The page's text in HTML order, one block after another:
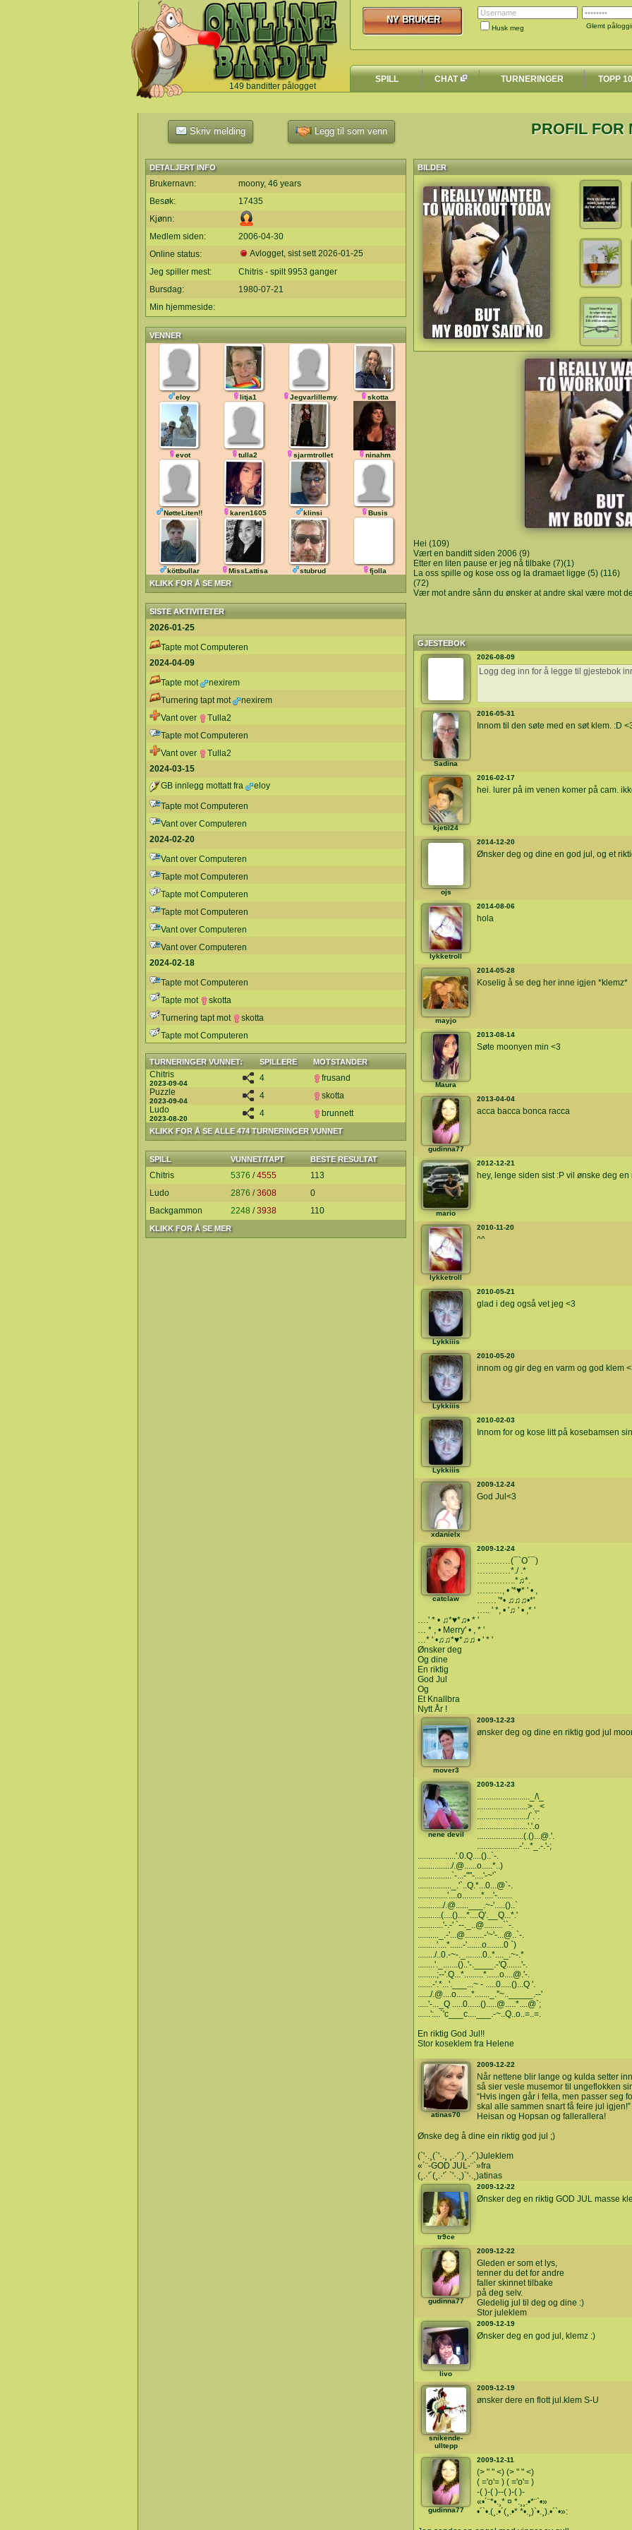
149 banditter pålogget
`
Husk meg Glemt
NY BRUKER
NY BRUKER
SPILL CHAT TURNERINGER TOPP
Skriv melding Legg til som venn
DETALJERT INFO
Brukernavn:
moony, 46 years
Besøk:
17435
Kjønn:
Medlem siden:
2006-04-30
Online status:
Avlogget, sist sett2026-01-25
Jeg spiller mest:
Chitris - spilt 9953 ganger
Bursdag:
1980-07-21
Min hjemmeside:
VENNER
KLIKK FOR Å SE MER
eloy litja1 Jegvarlillemy2 skotta
evot tulla2 sjarmtrollet ninahm
NøtteLiten!! karen1605 klinsi Busis
köttbullar MissLattisa stubrud fjolla
SISTE AKTIVITETER
2026-01-25
Tapte mot Computeren
2024-04-09
Tapte mot
nexirem
Turnering tapt mot
nexirem
Vant over
Tulla2
Tapte mot Computeren
Vant over
Tulla2
2024-03-15
GB innlegg mottatt fra
eloy
Tapte mot Computeren
Vant over Computeren
2024-02-20
Vant over Computeren
Tapte mot Computeren
Tapte mot Computeren
Tapte mot Computeren
Vant over Computeren
Vant over Computeren
2024-02-18
Tapte mot Computeren
Tapte mot
skotta
Turnering tapt mot
skotta
Tapte mot Computeren
TURNERINGER VUNNET: SPILLERE MOTSTANDER
KLIKK FOR Å SE ALLE 474 TURNERINGER VUNNET
Chitris
2023-09-04
4
frusand
Puzzle
2023-09-04
4
skotta
Ludo
2023-08-20
4 brunnett
SPILL VUNNET/TAPT BESTE RESULTAT
KLIKK FOR Å SE MER
Chitris 5376 /4555
113
Ludo
2876 /3608
0
Backgammon
2248 /3938 110
PROFIL FOR
BILDER
Hei (109)
Vært en banditt siden 2006 (9)
Etter en liten pause er jeg nå tilbake (7)(1)
La oss spille og kose oss og la dramaet ligge (5) (116)
(72)
Vær mot andre sånn du ønsker at andre skal være mot
GJESTEBOK
2026-08-09
Sadina
2016-05-31
Innom til den søte med en søt klem. :D
kjetil24
2016-02-17
hei. lurer på im venen komer på cam.
ojs
2014-12-20
Ønsker deg og dine en god jul, og et
lykketroll
2014-08-06
hola
mayjo
2014-05-28
Koselig å se deg her inne igjen *klemz*
Maura
2013-08-14
Søte moonyen min <3
gudinna77
2013-04-04
acca bacca bonca racca
mario
2012-12-21
hey, lenge siden sist :P vil ønske deg
lykketroll
2010-11-20
^^
Lykkiiis
2010-05-21
glad i deg også vet jeg <3
Lykkiiis
2010-05-20
innom og gir deg en varm og god klem
Lykkiiis
2010-02-03
Innom for og kose litt på kosebamsen
xdanielx
2009-12-24
God Jul<3
catclaw
2009-12-24
…………(¯`O´¯)
…………*./ .*
…………..*♫*.
………, • '*♥* ' • ,
……. '*• ♫♫♫•*'
….. ' *, • '♫ ' • ,* '
….' * • ♫*♥*♫• * '
… * , • Merry' • , * '
…* ' •♫♫*♥*♫♫ • ' * '
Ønsker deg
Og dine
En riktig
God Jul
Og
Et Knallbra
Nytt År !
mover3
2009-12-23
ønsker deg og dine en riktig god jul
nene devil
2009-12-23
........................._/\_
........................>._<
......................../`.`.
........................'.'.o
......................(.()...@.'.
....................-'...*_.-.'-;
..................'.0.Q....()..`-.
................/.@......o.....*..)
................`-...-""-....'-~'`
................_.'`..Q.*...0...@`-.
..............'....o.........*....'-.......
............/.@......___.~-'.....()..`
...........(....()....*....Q'.__Q...*.'
............'-.-' `--._..@.........``-.
.........._.-'...@.........-'~'-...@..`-.
.........'....*......-'.......o........0 `)
......../..0.-~-._........0..*...._.~-.*
........'._.......()..'-.____.-'Q.......'-.
.........;--'.Q...*.........*......o....@.'-.
.......-'.*...'.___...~ - .....0.....()...Q '.
....../.@....o.......*......._.''~.._____.--'
.....'-..._Q .....0......().....@.....*....@`;
......':...`'c___c....___.-~..Q..o..=..=.
En riktig God Jul!!
Stor koseklem fra Helene
atinas70
2009-12-22
Når nettene blir lange og kulda setter inn
så sier vesle musemor til ungeflokken
“Hvis ingen går i fella, men passer seg
skal alle sammen snart få feire jul igjen!”
Heisan og Hopsan og fallerallera!
Ønske deg å dine ein riktig god jul ;)
(`'·.¸(`'·.¸ ¸.·'´)¸.·'´)Juleklem
«´¨-GOD JUL-¨`»fra
(¸.·'´(¸.·'´ `'·.¸)`'·.¸)atinas
tr9ce
2009-12-22
Ønsker deg en riktig GOD JUL masse
gudinna77
2009-12-22
Gleden er som et lys,
tenner du det for andre
faller skinnet tilbake
på deg selv.
Gledelig jul til deg og dine :)
Stor juleklem
livo
2009-12-19
Ønsker deg en god jul, klemz :)
snikende-
ulltepp
2009-12-19
ønsker dere en flott jul.klem S-U
gudinna77
2009-12-11
(> " " <) (> " " <)
( ='o'= ) ( ='o'= )
-( )-( )--( )-( )-
«•´¨*•.¸* ¤ *.¸¸.•*¨`•»
•´`•.(¸.•´(¸.•* *•.¸)`•.¸).•´`•»: